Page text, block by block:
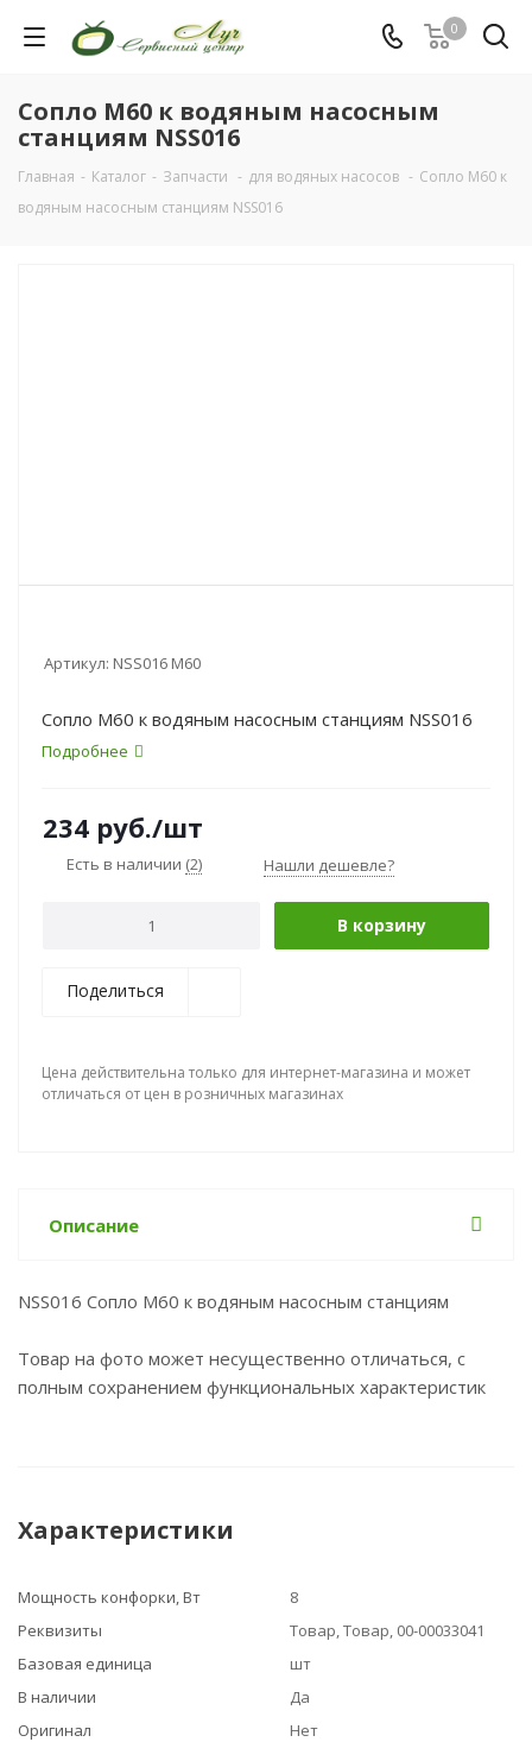
0
Сопло М60 к водяным насосным
станциям NSS016
Главная - Каталог - Запчасти - для водяных насосов - Сопло М60 к
водяным насосным станциям NSS016
Артикул: NSS016 М60
Сопло М60 к водяным насосным станциям NSS016
Подробнее
234 руб./шт
Есть в наличии (2) Нашли дешевле?
В корзину
Поделиться
Цена действительна только для интернет-магазина и может
отличаться от цен в розничных магазинах
Описание
NSS016 Сопло М60 к водяным насосным станциям
Товар на фото может несущественно отличаться, с
полным сохранением функциональных характеристик
Характеристики
Мощность конфорки, Вт
8
Реквизиты
Товар, Товар, 00-00033041
Базовая единица
шт
В наличии
Да
Оригинал
Нет